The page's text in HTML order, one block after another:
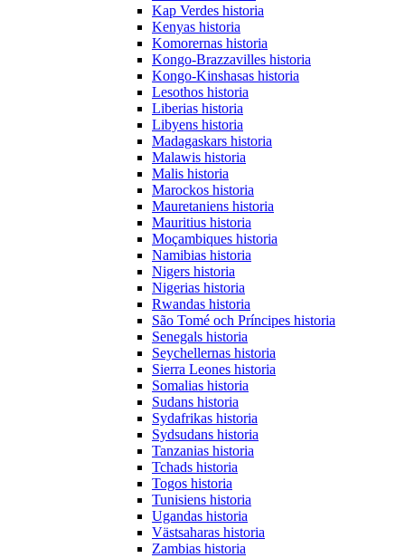
Kap Verdes historia
Kenyas historia
Komorernas historia
Kongo-Brazzavilles historia
Kongo-Kinshasas historia
Lesothos historia
Liberias historia
Libyens historia
Madagaskars historia
Malawis historia
Malis historia
Marockos historia
Mauretaniens historia
Mauritius historia
Moçambiques historia
Namibias historia
Nigers historia
Nigerias historia
Rwandas historia
São Tomé och Príncipes historia
Senegals historia
Seychellernas historia
Sierra Leones historia
Somalias historia
Sudans historia
Sydafrikas historia
Sydsudans historia
Tanzanias historia
Tchads historia
Togos historia
Tunisiens historia
Ugandas historia
Västsaharas historia
Zambias historia